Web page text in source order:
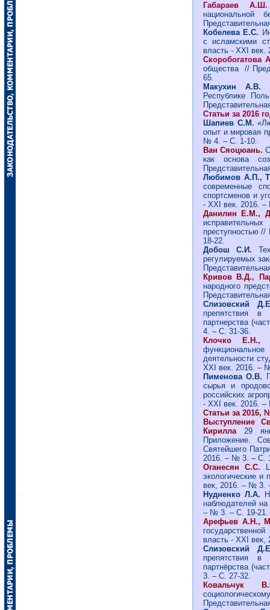
Габараев
национальной
Кобелева Е.С.
с исламскими
власть - ХХI
Скоробогатова
общества //
65.
Макухин А.В.
Республике
Статьи за 2016
Шапиев С.М.
опыт и мировая
№ 4. – С. 1-10.
Ван Сяоцюань.
как основа
Любимов А.П.,
современные
спортсменов и
- ХХI век. 2016.
Данилин Е.М.,
преступностью
18-22.
Добош С.И.
регулируемых
Кривов В.Д.,
народного
Слизовский
препятствия в
партнерства
4. – С. 31-36.
Клочко Е.Н.,
функциональное
деятельности
ХХI век. 2016. –
Пименова О.В.
сырья и
российских
- ХХI век. 2016.
Статьи за 2016,
Выступление
Кирилла29
Приложение.
Святейшего
2016. – № 3. – С.
Оганесян С.С.
экологические
век, 2016. – № 3.
Нудненко Л.А.
наблюдателей
– № 3. – С. 19-21.
Арефьев А.Н.,
власть - ХХI
Слизовский
препятствия в
партнёрства
3. – С. 27-32.